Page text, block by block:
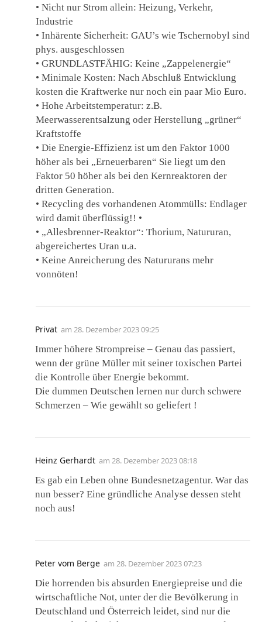
• Nicht nur Strom allein: Heizung, Verkehr,
Industrie
• Inhärente Sicherheit: GAU’s wie Tschernobyl sind
phys. ausgeschlossen
• GRUNDLASTFÄHIG: Keine „Zappelenergie“
• Minimale Kosten: Nach Abschluß Entwicklung
kosten die Kraftwerke nur noch ein paar Mio Euro.
• Hohe Arbeitstemperatur: z.B.
Meerwasserentsalzung oder Herstellung „grüner“
Kraftstoffe
• Die Energie-Effizienz ist um den Faktor 1000
höher als bei „Erneuerbaren“ Sie liegt um den
Faktor 50 höher als bei den Kernreaktoren der
dritten Generation.
• Recycling des vorhandenen Atommülls: Endlager
wird damit überflüssig!! •
• „Allesbrenner-Reaktor“: Thorium, Natururan,
abgereichertes Uran u.a.
• Keine Anreicherung des Natururans mehr
vonnöten!
Privat am 28. Dezember 2023 09:25
Immer höhere Strompreise – Genau das passiert,
wenn der grüne Müller mit seiner toxischen Partei
die Kontrolle über Energie bekommt.
Die dummen Deutschen lernen nur durch schwere
Schmerzen – Wie gewählt so geliefert !
Heinz Gerhardt am 28. Dezember 2023 08:18
Es gab ein Leben ohne Bundesnetzagentur. War das
nun besser? Eine gründliche Analyse dessen steht
noch aus!
Peter vom Berge am 28. Dezember 2023 07:23
Die horrenden bis absurden Energiepreise und die
wirtschaftliche Not, unter der die Bevölkerung in
Deutschland und Österreich leidet, sind nur die